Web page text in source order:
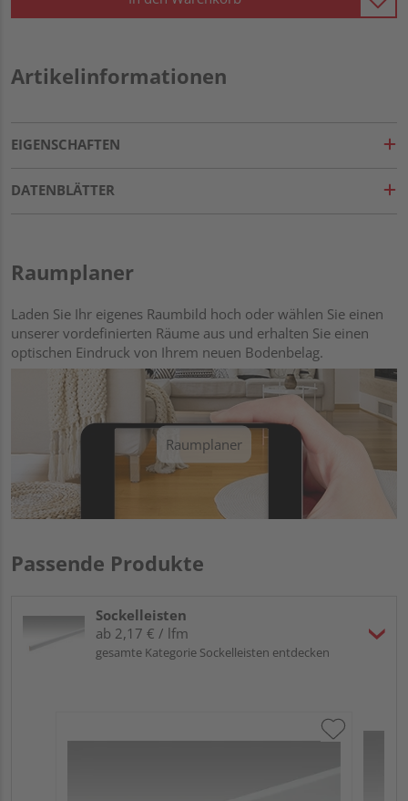
Artikelinformationen
EIGENSCHAFTEN
DATENBLÄTTER
Raumplaner
Laden Sie Ihr eigenes Raumbild hoch oder wählen Sie einen
unserer vordefinierten Räume aus und erhalten Sie einen
optischen Eindruck von Ihrem neuen Bodenbelag.
Raumplaner
Passende Produkte
Sockelleisten
ab 2,17 € / lfm
gesamte Kategorie Sockelleisten entdecken